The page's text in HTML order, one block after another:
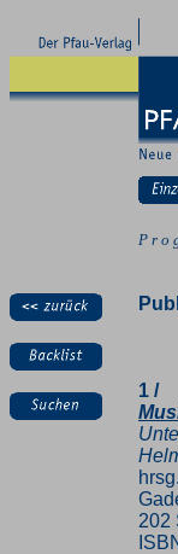
P r o
1 /
202